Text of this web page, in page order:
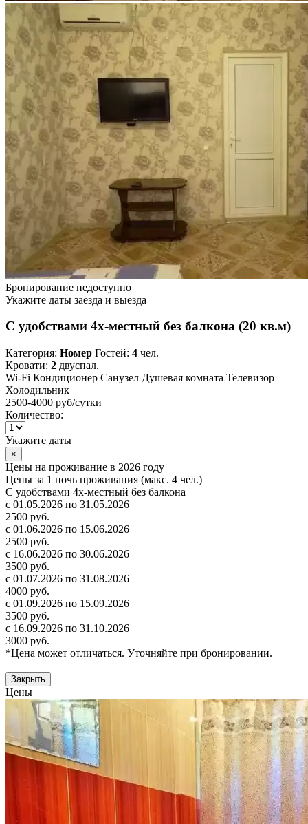
Бронирование недоступно
Укажите даты заезда и выезда
С удобствами 4х-местный без балкона (20 кв.м)
Категория: Номер Гостей: 4 чел.
Кровати: 2 двуспал.
Wi-Fi Кондиционер Санузел Душевая комната Телевизор
Холодильник
2500-4000 руб/сутки
Количество:
Укажите даты
×
Цены на проживание в 2026 году
Цены за 1 ночь проживания (макс. 4 чел.)
С удобствами 4х-местный без балкона
с 01.05.2026 по 31.05.2026
2500 руб.
с 01.06.2026 по 15.06.2026
2500 руб.
с 16.06.2026 по 30.06.2026
3500 руб.
с 01.07.2026 по 31.08.2026
4000 руб.
с 01.09.2026 по 15.09.2026
3500 руб.
с 16.09.2026 по 31.10.2026
3000 руб.
*Цена может отличаться. Уточняйте при бронировании.
Закрыть
Цены